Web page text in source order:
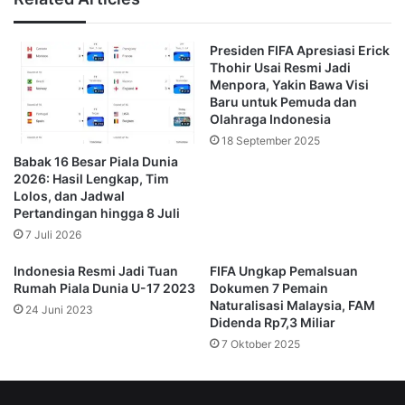
mempercayakan kami dan menunjuk kami sebagai official
merchandise U-20,” kata Mochtar Sarman di Jakarta, Rabu
(8/3)
“Kami menggunakan 95 persen material asli Indonesia.
Untuk bahan yang diimpor pun sudah sesuai dengan
standar dan lisensi FIFA untuk hologram dan bahan
eksklusif lainnya,” Lanjut Mochtar.
Dunia U-20 2023 merupakan momen tepat bagi Indonesia
agar dikenang sebagai salah satu tuan rumah ajang besar.
Ia meminta dukungan seluruh pihak untuk ikut
Babak 16 Besar Piala Dunia
2026: Hasil Lengkap, Tim
Lolos, dan Jadwal
Pertandingan hingga 8 Juli
7 Juli 2026
Presiden FIFA Apresiasi Erick
Thohir Usai Resmi Jadi
Menpora, Yakin Bawa Visi
Baru untuk Pemuda dan
Olahraga Indonesia
18 September 2025
Indonesia Resmi Jadi Tuan
Rumah Piala Dunia U-17 2023
24 Juni 2023
FIFA Ungkap Pemalsuan
Dokumen 7 Pemain
Naturalisasi Malaysia, FAM
Didenda Rp7,3 Miliar
7 Oktober 2025